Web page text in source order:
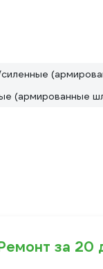
(армированные
за 20